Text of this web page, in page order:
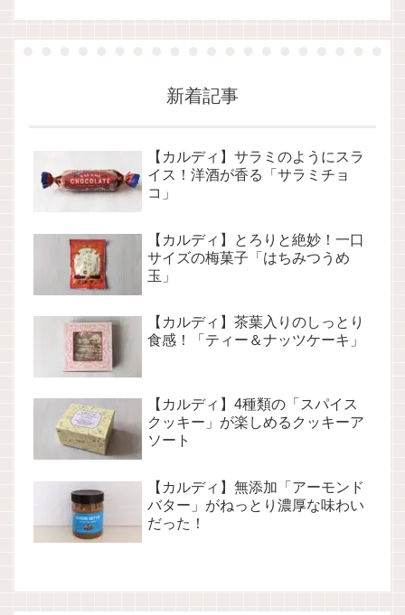
新着記事
【カルディ】サラミのようにスラ
イス！洋酒が香る「サラミチョ
コ」
【カルディ】とろりと絶妙！一口
サイズの梅菓子「はちみつうめ
玉」
【カルディ】茶葉入りのしっとり
食感！「ティー＆ナッツケーキ」
【カルディ】4種類の「スパイス
クッキー」が楽しめるクッキーア
ソート
【カルディ】無添加「アーモンド
バター」がねっとり濃厚な味わい
だった！